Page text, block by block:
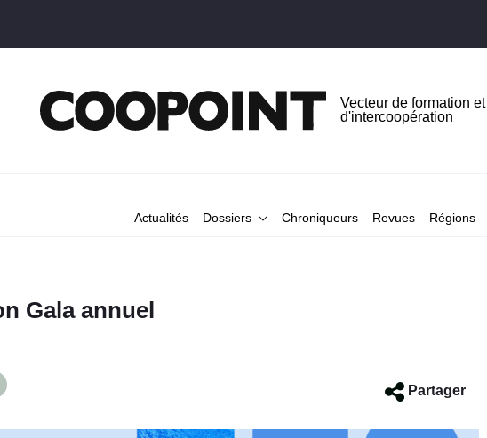
Vecteur de formation et
d'intercoopération
Actualités Dossiers Chroniqueurs Revues Régions
Gala annuel
Partager